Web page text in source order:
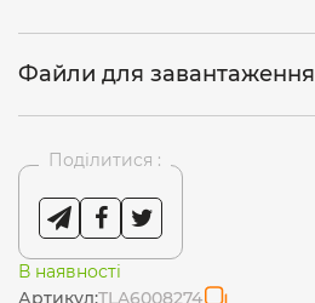
Файли для завантаження
Поділитися :
В наявності
Артикул:TLA6008274